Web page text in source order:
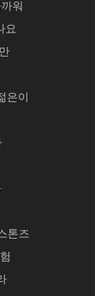
워
요
은이
톤즈